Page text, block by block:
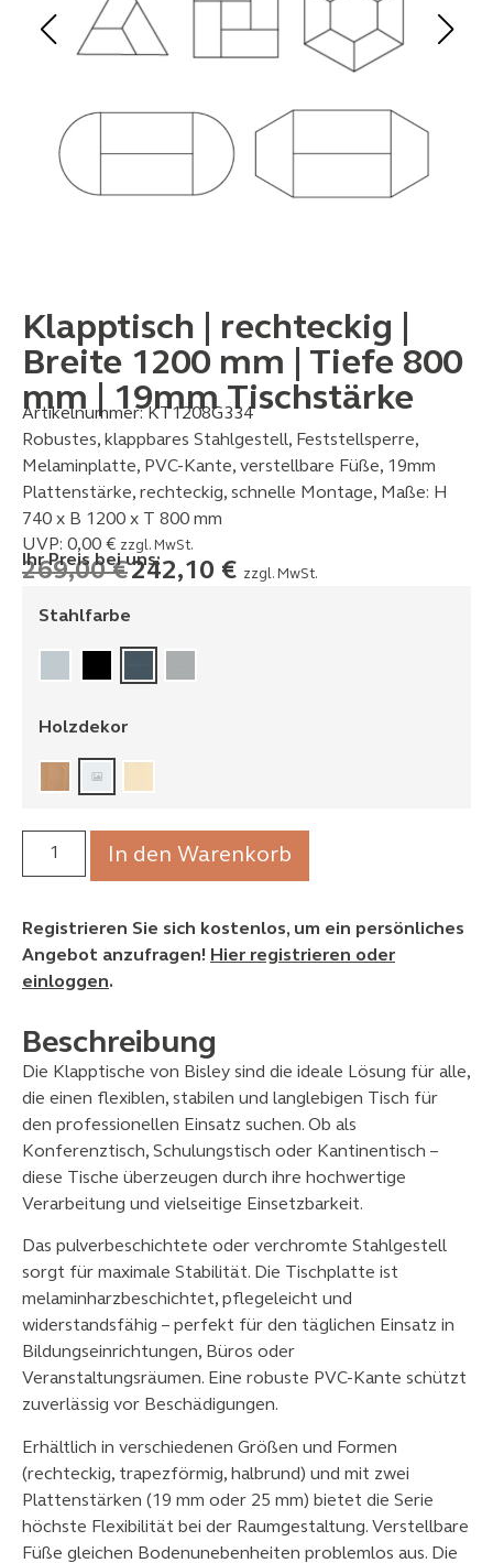
Klapptisch | rechteckig |
Breite 1200 mm | Tiefe 800
mm | 19mm Tischstärke
Artikelnummer: KT1208G334
Robustes, klappbares Stahlgestell, Feststellsperre,
Melaminplatte, PVC-Kante, verstellbare Füße, 19mm
Plattenstärke, rechteckig, schnelle Montage, Maße: H
740 x B 1200 x T 800 mm
UVP: 0,00 € zzgl. MwSt.
Ihr Preis bei uns:
269,00€242,10 € zzgl. MwSt.
Stahlfarbe
Holzdekor
In den Warenkorb
Registrieren Sie sich kostenlos, um ein persönliches
Angebot anzufragen! Hier registrieren oder
einloggen.
Beschreibung
Die Klapptische von Bisley sind die ideale Lösung für alle,
die einen flexiblen, stabilen und langlebigen Tisch für
den professionellen Einsatz suchen. Ob als
Konferenztisch, Schulungstisch oder Kantinentisch –
diese Tische überzeugen durch ihre hochwertige
Verarbeitung und vielseitige Einsetzbarkeit.
Das pulverbeschichtete oder verchromte Stahlgestell
sorgt für maximale Stabilität. Die Tischplatte ist
melaminharzbeschichtet, pflegeleicht und
widerstandsfähig – perfekt für den täglichen Einsatz in
Bildungseinrichtungen, Büros oder
Veranstaltungsräumen. Eine robuste PVC-Kante schützt
zuverlässig vor Beschädigungen.
Erhältlich in verschiedenen Größen und Formen
(rechteckig, trapezförmig, halbrund) und mit zwei
Plattenstärken (19 mm oder 25 mm) bietet die Serie
höchste Flexibilität bei der Raumgestaltung. Verstellbare
Füße gleichen Bodenunebenheiten problemlos aus. Die